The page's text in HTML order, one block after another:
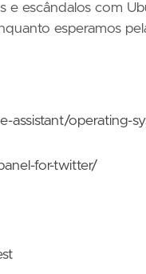
e escândalos com
esperamos
operating-
for-twitter/